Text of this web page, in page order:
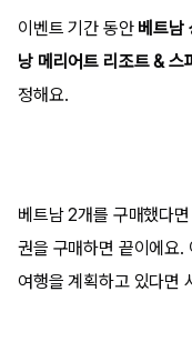
이벤트 기간 동안 베트남
낭 메리어트 리조트 & 스
정해요.
베트남 2개를 구매했다
권을 구매하면 끝이에요.
여행을 계획하고 있다면